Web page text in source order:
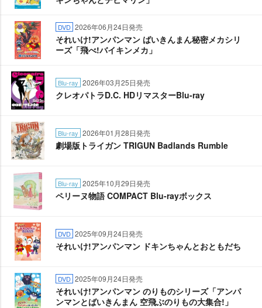
DVD 2026年06月24日発売
それいけ!アンパンマン ばいきんまん秘密メカシリ
ーズ「飛べ!バイキンメカ」
Blu-ray 2026年03月25日発売
クレオパトラD.C. HDリマスターBlu-ray
Blu-ray 2026年01月28日発売
劇場版トライガン TRIGUN Badlands Rumble
Blu-ray 2025年10月29日発売
ペリーヌ物語 COMPACT Blu-rayボックス
DVD 2025年09月24日発売
それいけ!アンパンマン ドキンちゃんとおともだち
DVD 2025年09月24日発売
それいけ!アンパンマン のりものシリーズ「アンパ
ンマンとばいきんまん 空飛ぶのりもの大集合!」